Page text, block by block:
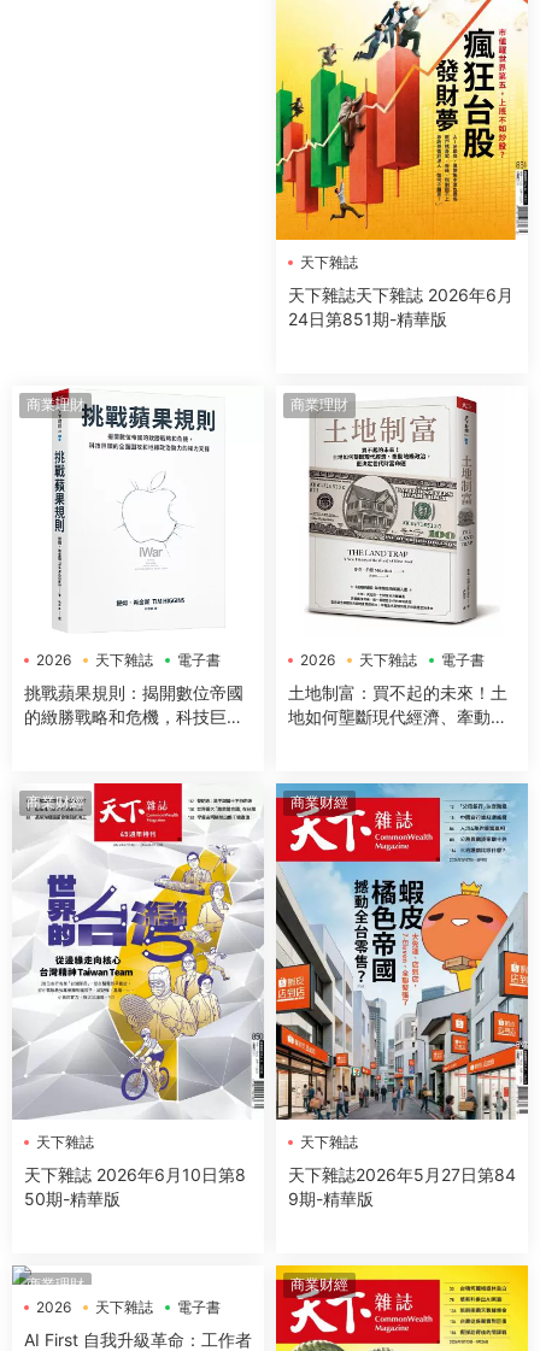
天下雜誌
天下雜誌天下雜誌 2026年6月
24日第851期-精華版
商業理財
2026 天下雜誌 電子書
挑戰蘋果規則：揭開數位帝國
的緻勝戰略和危機，科技巨頭
商業理財
2026 天下雜誌 電子書
土地制富：買不起的未來！土
地如何壟斷現代經濟、牽動地
商業财經
天下雜誌
天下雜誌 2026年6月10日第8
50期-精華版
商業财經
天下雜誌
天下雜誌2026年5月27日第84
9期-精華版
商業理財
2026
天下雜誌 電子書
AI First 自我升級革命：工作者
商業财經